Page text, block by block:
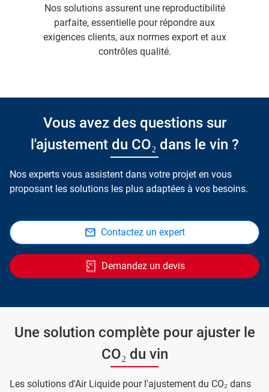
Nos solutions assurent une reproductibilité
parfaite, essentielle pour répondre aux
exigences clients, aux normes export et aux
contrôles qualité.
Vous avez des questions sur
l'ajustement du CO₂ dans le vin ?
Nos experts vous assistent dans votre projet en vous
proposant les solutions les plus adaptées à vos besoins.
Contactez un expert
Demandez un devis
Une solution complète pour ajuster le
CO₂ du vin
Les solutions d'Air Liquide pour l'ajustement du CO₂ dans